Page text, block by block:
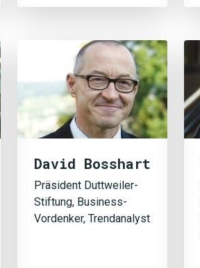
David Bosshart
Präsident Duttweiler-
Stiftung, Business-
Vordenker, Trendanalyst